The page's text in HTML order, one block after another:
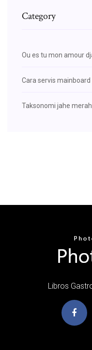
Category
Ou es tu mon amour
Cara servis
Taksonomi jahe
Libros